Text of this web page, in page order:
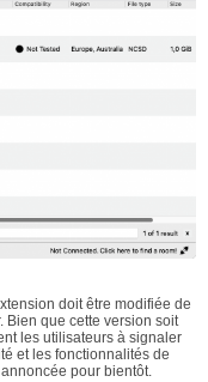
doit être modifiée de
Bien que cette version soit
les utilisateurs à signaler
et les fonctionnalités de
pour bientôt.